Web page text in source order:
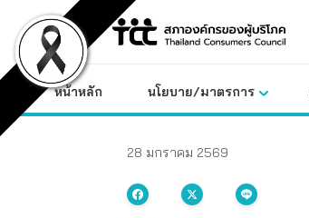
content
หน้าหลัก นโยบาย/มาตรการ
28 มกราคม 2569